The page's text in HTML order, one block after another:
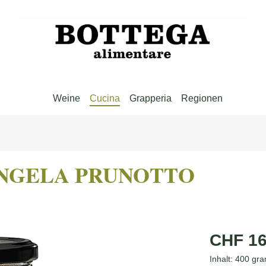
Weine Cucina Grapperia Regionen
PRUNOTTO
Regulärer
CHF
Inhalt: 400